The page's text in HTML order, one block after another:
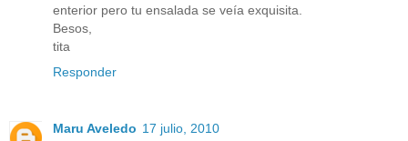
enterior pero tu ensalada se veía exquisita.
Besos,
tita
Responder
Maru Aveledo 17 julio, 2010